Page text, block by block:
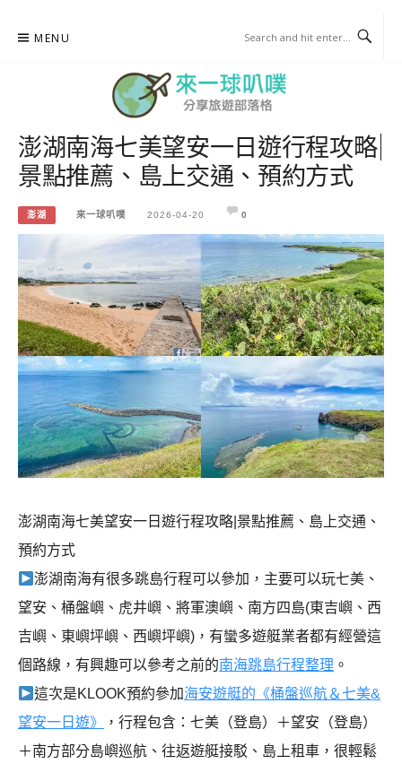
MENU
來一球叭噗
分享日本自助部落格
澎湖南海七美望安一日遊行程攻略|
景點推薦、島上交通、預約方式
澎湖 來一球叭噗 2026-04-20 0
澎湖南海七美望安一日遊行程攻略|景點推薦、島上交通、
預約方式
澎湖南海有很多跳島行程可以參加，主要可以玩七美、
望安、桶盤嶼、虎井嶼、將軍澳嶼、南方四島(東吉嶼、西
吉嶼、東嶼坪嶼、西嶼坪嶼)，有蠻多遊艇業者都有經營這
個路線，有興趣可以參考之前的南海跳島行程整理 。
這次是KLOOK預約參加海安遊艇的《桶盤巡航＆七美&
望安一日遊》
，行程包含：七美（登島）＋望安（登島）
＋南方部分島嶼巡航、往返遊艇接駁、島上租車，很輕鬆